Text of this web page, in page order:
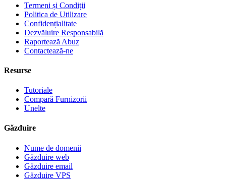
Termeni și Condiții
Politica de Utilizare
Confidențialitate
Dezvăluire Responsabilă
Raportează Abuz
Contactează-ne
Resurse
Tutoriale
Compară Furnizorii
Unelte
Găzduire
Nume de domenii
Găzduire web
Găzduire email
Găzduire VPS